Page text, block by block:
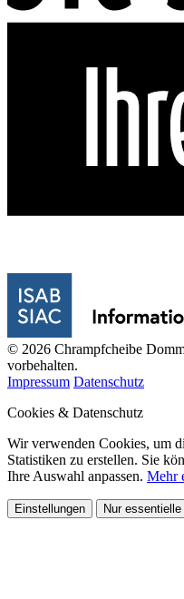
© 2026 Chrampfcheibe
vorbehalten.
Impressum Datenschutz
Cookies & Datenschutz
Wir verwenden Cookies, um
Statistiken zu erstellen. Sie
Ihre Auswahl anpassen. Mehr
Einstellungen Nur essentielle